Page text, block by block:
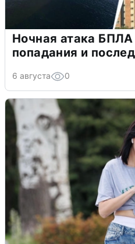
Ночная атака
попадания и
6 августа 0